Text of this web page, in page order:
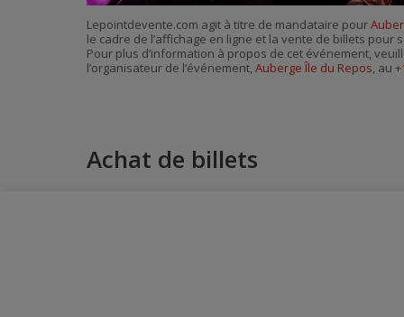
Lepointdevente.com agit à titre de mandataire pour
le cadre de l’affichage en ligne et la vente de billets pour
Pour plus d’information à propos de cet événement,
l’organisateur de l’événement, Auberge Île du Repos, au
Achat de billets